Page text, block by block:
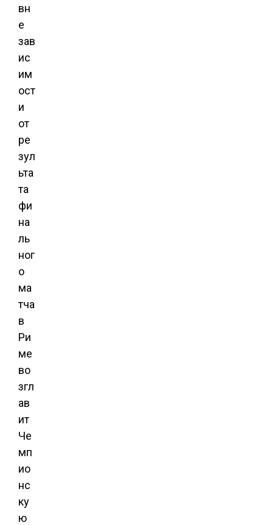
вн
е
зав
ис
им
ост
и
от
ре
зул
ьта
та
фи
на
ль
ног
о
ма
тча
в
Ри
ме
во
згл
ав
ит
Че
мп
ио
нс
ку
ю